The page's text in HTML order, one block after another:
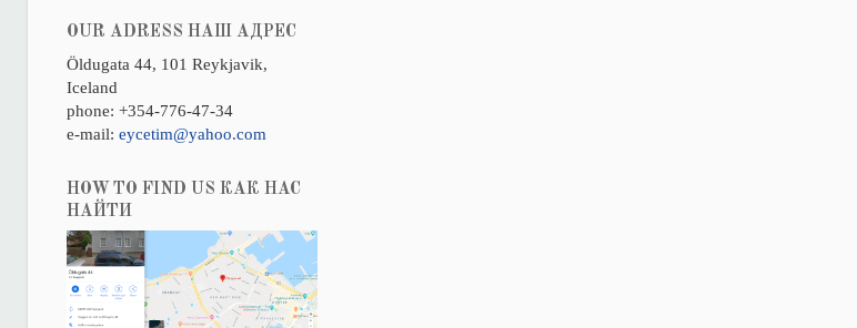
OUR ADRESS НАШ АДРЕС
Öldugata 44, 101 Reykjavik,
Iceland
phone: +354-776-47-34
e-mail: eycetim@yahoo.com
HOW TO FIND US КАК НАС
НАЙТИ